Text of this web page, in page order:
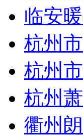
临安
杭州
杭州
杭州
衢州